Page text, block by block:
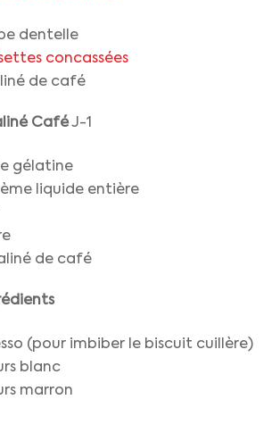
dentelle
concassées
de café
CaféJ-1
gélatine
liquide entière
de café
(pour imbiber le biscuit cuillère)
blanc
marron